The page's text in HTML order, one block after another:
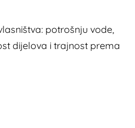
potrošnju vode,
dijelova i trajnost prema